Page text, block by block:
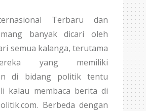
Terbaru dan
banyak dicari oleh
semua kalanga, terutama
yang memiliki
di bidang politik tentu
kalau membaca berita di
Berbeda dengan